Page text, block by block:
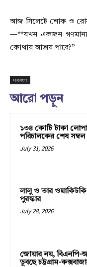
আজ সিলেটে শোক ও রোষ
—**যখন একজন গণমান্য
কোথায় আশ্রয় পাবে?”
সারাবাংলা
আরো পড়ুন
১৩৪ কোটি টাকা
পরিচালকের শেষ সম্বল
July 31, 2026
লালু ও তার
পুরস্কার
July 28, 2026
জোয়ার নয়, বিএনপি-
ডুবছে চট্টগ্রাম-